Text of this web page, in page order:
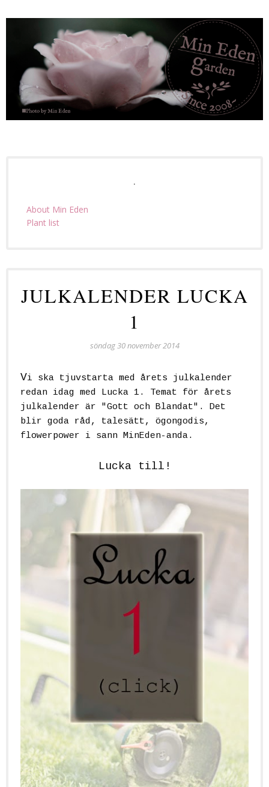
About Min Eden
Plant list
JULKALENDER LUCKA
1
söndag 30 november 2014
Vi ska tjuvstarta med årets julkalender
redan idag med Lucka 1. Temat för årets
julkalender är "Gott och Blandat". Det
blir goda råd, talesätt, ögongodis,
flowerpower i sann MinEden-anda.
Lucka till!